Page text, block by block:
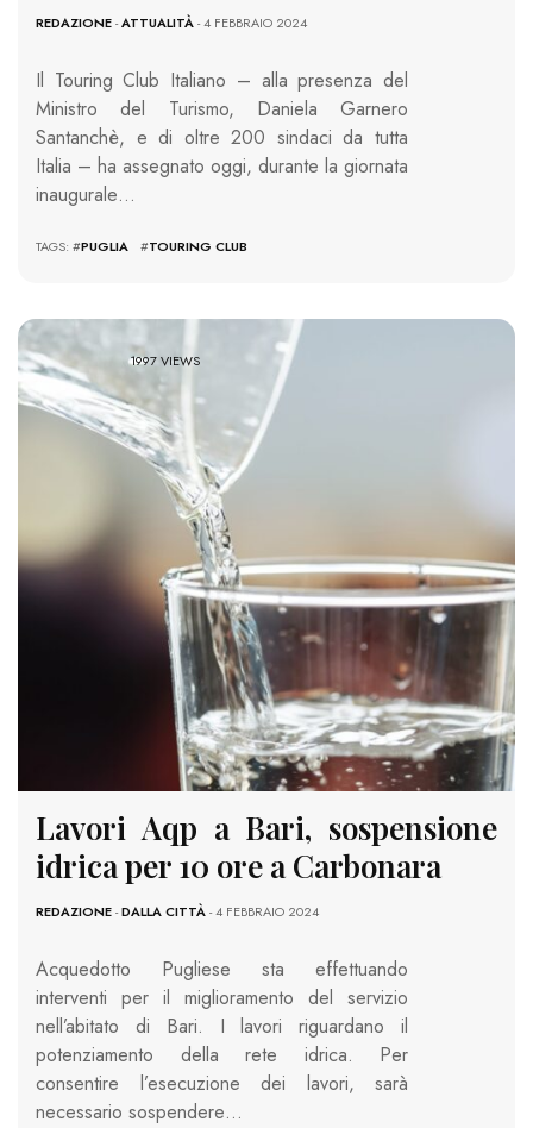
REDAZIONE-ATTUALITÀ- 4 FEBBRAIO 2024
Il Touring Club Italiano – alla presenza del
Ministro del Turismo, Daniela Garnero
Santanchè, e di oltre 200 sindaci da tutta
Italia – ha assegnato oggi, durante la giornata
inaugurale…
TAGS: #PUGLIA #TOURING CLUB
1997 VIEWS
Lavori Aqp a Bari, sospensione
idrica per 10 ore a Carbonara
REDAZIONE-DALLA CITTÀ- 4 FEBBRAIO 2024
Acquedotto Pugliese sta effettuando
interventi per il miglioramento del servizio
nell’abitato di Bari. I lavori riguardano il
potenziamento della rete idrica. Per
consentire l’esecuzione dei lavori, sarà
necessario sospendere…